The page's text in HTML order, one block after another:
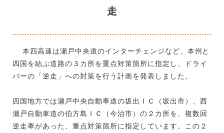
走
本四高速は瀬戸中央道のインターチェンジなど、本州と
四国を結ぶ道路の３カ所を重点対策箇所に指定し、ドライ
バーの「逆走」への対策を行う計画を発表しました。
四国地方では瀬戸中央自動車道の坂出ＩＣ（坂出市）、西
瀬戸自動車道の伯方島ＩＣ（今治市）の２カ所を、複数回
逆走車があった、重点対策箇所に指定しています。この２